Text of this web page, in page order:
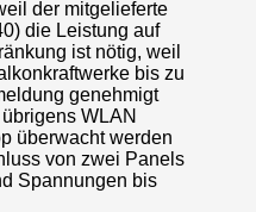
der mitgelieferte
die Leistung auf
ist nötig, weil
bis zu
genehmigt
WLAN
überwacht werden
von zwei Panels
Spannungen bis